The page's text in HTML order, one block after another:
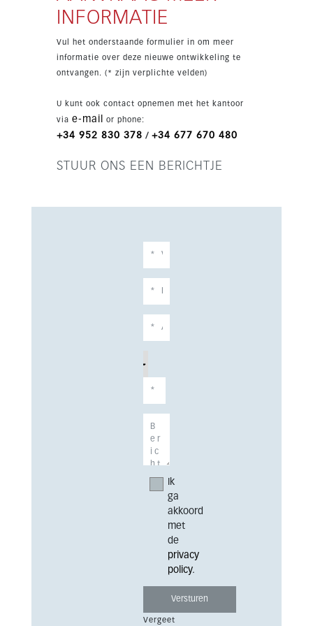
buitenruimte kunt creëren. Bewoners hebben
daarnaast toegang tot een gemeenschappelijk
strand en met uitstekende verbindingen naar
Marbella en Málaga is deze woning van 134 m²
onderhoudsarme woning op een toplocatie aan
de Costa del Sol.
INFORMATIE
Vul het onderstaande formulier in om meer
informatie over deze nieuwe ontwikkeling te
ontvangen. (* zijn verplichte velden)
U kunt ook contact opnemen met het kantoor
via e-mail or phone:
+34 952 830 378 / +34 677 670 480
STUUR ONS EEN BERICHTJE
Ik
ga
akkoord
met
de
privacy
policy.
Vergeet